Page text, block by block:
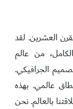
العشرين. لقد
من عالم
الجرافيكي.
عالمي. بهذه
بالعالم. نحن